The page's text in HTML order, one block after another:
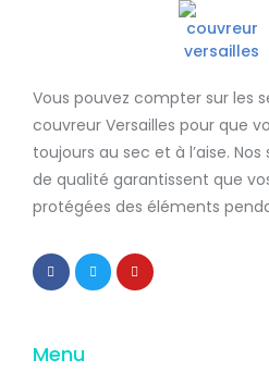
Vous pouvez compter sur les
couvreur Versailles pour que
toujours au sec et à l’aise. Nos
de qualité garantissent que
protégées des éléments
Menu